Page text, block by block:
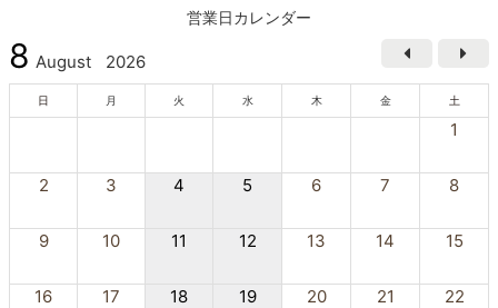
営業日カレンダー
8 August 2026
日 月 火 水 木 金 土
1
2 3 4 5 6 7 8
9 10 11 12 13 14 15
16 17 18 19 20 21 22